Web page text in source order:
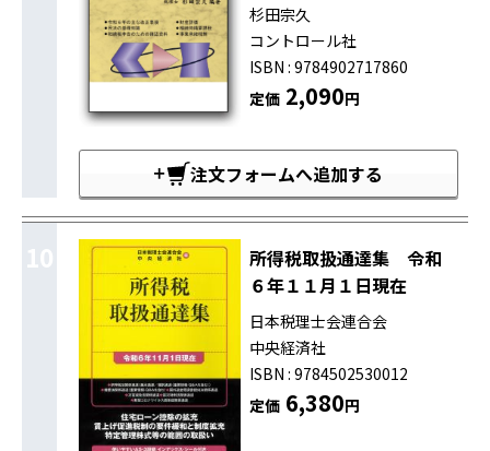
杉田宗久
コントロール社
ISBN : 9784902717860
定価2,090円
注文フォームへ追加する
10
所得税取扱通達集 令和
６年１１月１日現在
日本税理士会連合会
中央経済社
ISBN : 9784502530012
定価6,380円